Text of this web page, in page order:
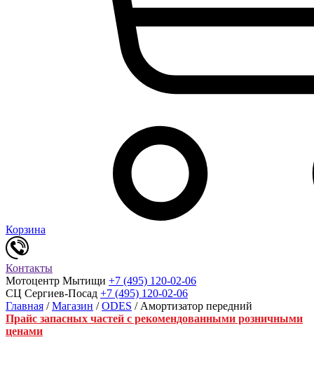
Корзина
Контакты
Мотоцентр Мытищи +7 (495) 120-02-06
СЦ Сергиев-Посад +7 (495) 120-02-06
Главная /Магазин /ODES / Амортизатор передний
Прайс запасных частей с рекомендованными розничными
ценами